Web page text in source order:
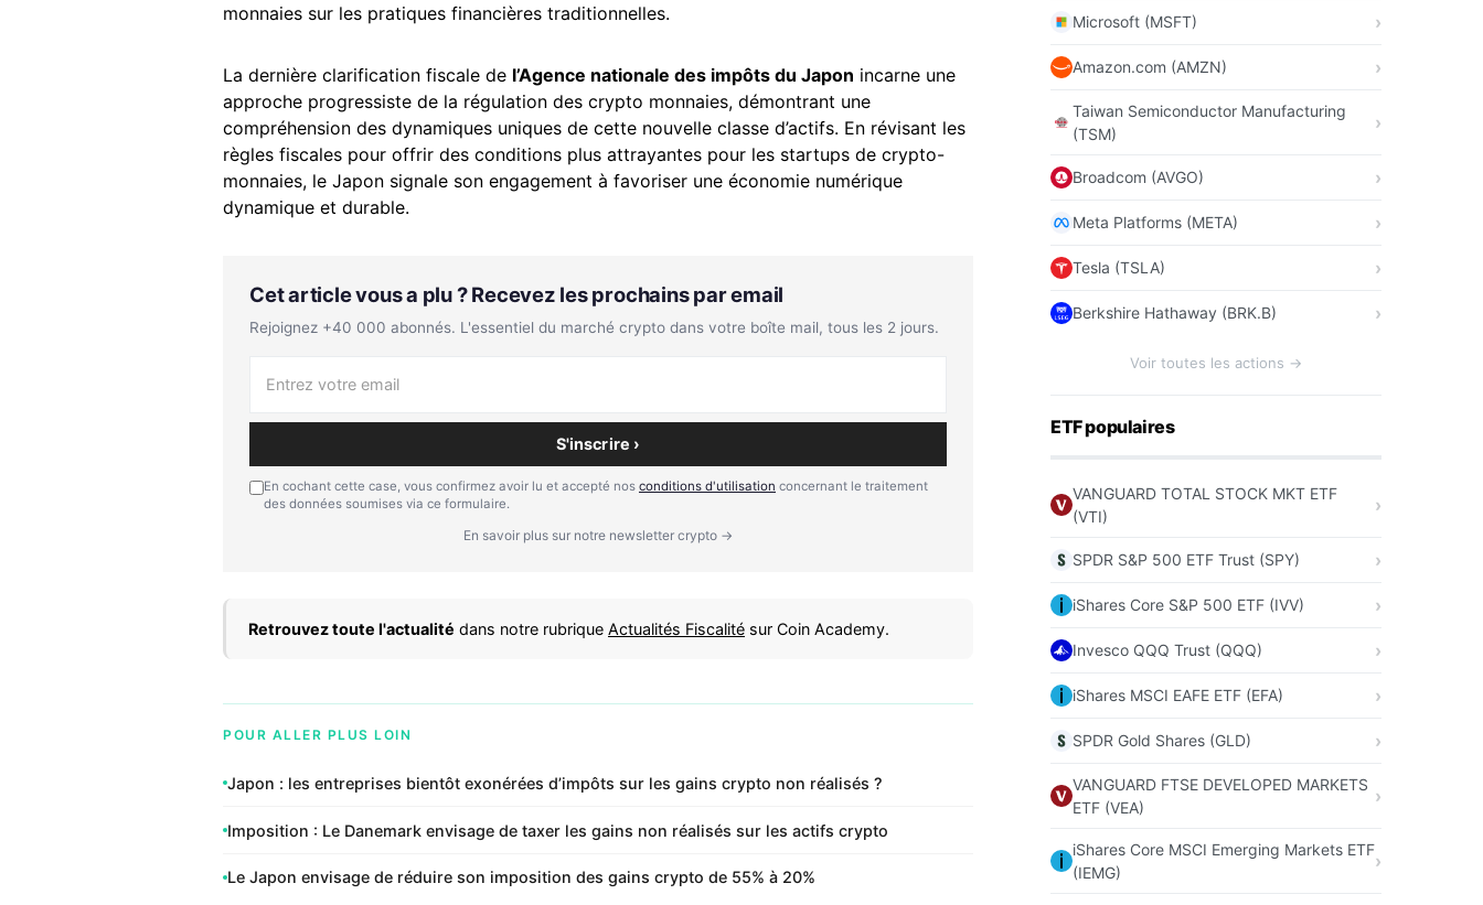
monnaies sur les pratiques financières traditionnelles.
La dernière clarification fiscale de l’Agence nationale des impôts du Japon incarne une
approche progressiste de la régulation des crypto monnaies, démontrant une
compréhension des dynamiques uniques de cette nouvelle classe d’actifs. En révisant les
règles fiscales pour offrir des conditions plus attrayantes pour les startups de crypto-
monnaies, le Japon signale son engagement à favoriser une économie numérique
dynamique et durable.
Cet article vous a plu ? Recevez les prochains par email
Rejoignez +40 000 abonnés. L'essentiel du marché crypto dans votre boîte mail, tous les 2 jours.
S'inscrire ›
En cochant cette case, vous confirmez avoir lu et accepté nos conditions d'utilisation concernant le traitement
des données soumises via ce formulaire.
En savoir plus sur notre newsletter crypto →
Retrouvez toute l'actualité dans notre rubrique Actualités Fiscalité sur Coin Academy.
POUR ALLER PLUS LOIN
Japon : les entreprises bientôt exonérées d’impôts sur les gains crypto non réalisés ?
Imposition : Le Danemark envisage de taxer les gains non réalisés sur les actifs crypto
Le Japon envisage de réduire son imposition des gains crypto de 55% à 20%
Microsoft (MSFT)
Amazon.com (AMZN)
Taiwan Semiconductor Manufacturing
(TSM)
Broadcom (AVGO)
Meta Platforms (META)
Tesla (TSLA)
Berkshire Hathaway (BRK.B)
Voir toutes les actions →
ETF populaires
VANGUARD TOTAL STOCK MKT ETF
(VTI)
SPDR S&P 500 ETF Trust (SPY)
iShares Core S&P 500 ETF (IVV)
Invesco QQQ Trust (QQQ)
iShares MSCI EAFE ETF (EFA)
SPDR Gold Shares (GLD)
VANGUARD FTSE DEVELOPED MARKETS
ETF (VEA)
iShares Core MSCI Emerging Markets ETF
(IEMG)